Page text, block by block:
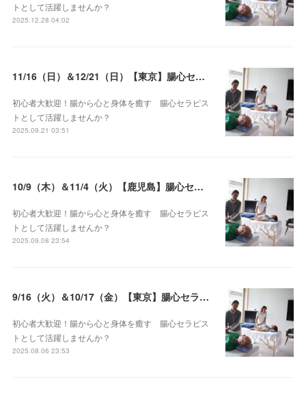
トとして活躍しませんか？
2025.12.28 04:02
11/16（日）＆12/21（日）【東京】腸心セラピスト養成コース《２日間コース》開講決定
初心者大歓迎！腸から心と身体を癒す 腸心セラピス
トとして活躍しませんか？
2025.09.21 03:51
10/9（木）＆11/4（火）【鹿児島】腸心セラピスト養成コース《２日間コース》開講決定
初心者大歓迎！腸から心と身体を癒す 腸心セラピス
トとして活躍しませんか？
2025.09.08 23:54
9/16（火）＆10/17（金）【東京】腸心セラピスト養成コース《２日間コース》開講決定
初心者大歓迎！腸から心と身体を癒す 腸心セラピス
トとして活躍しませんか？
2025.08.06 23:53